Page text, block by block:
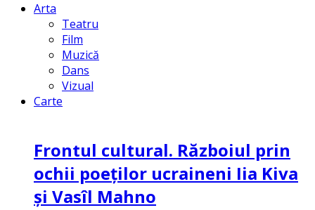
Arta
Teatru
Film
Muzică
Dans
Vizual
Carte
Frontul cultural. Războiul prin
ochii poeților ucraineni Iia Kiva
și Vasîl Mahno